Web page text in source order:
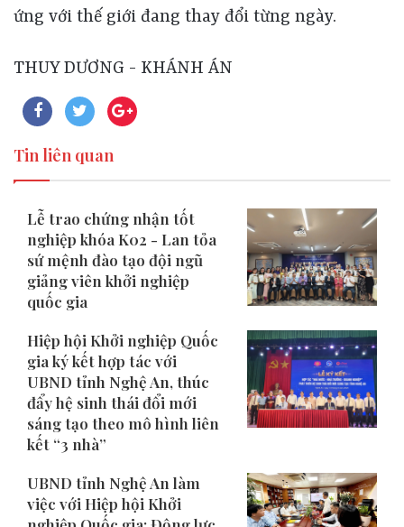
ứng với thế giới đang thay đổi từng ngày.
THUY DƯƠNG - KHÁNH ÁN
Tin liên quan
Lễ trao chứng nhận tốt
nghiệp khóa K02 - Lan tỏa
sứ mệnh đào tạo đội ngũ
giảng viên khởi nghiệp
quốc gia
​Hiệp hội Khởi nghiệp Quốc
gia ký kết hợp tác với
UBND tỉnh Nghệ An, thúc
đẩy hệ sinh thái đổi mới
sáng tạo theo mô hình liên
kết “3 nhà”
UBND tỉnh Nghệ An làm
việc với Hiệp hội Khởi